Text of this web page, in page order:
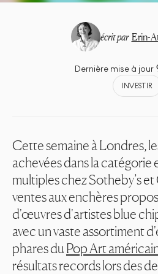
écrit par Erin-
Dernière mise à jour
INVESTIR
Cette semaine à Londres,
achevées dans la catégorie
multiples chez Sotheby’s et
ventes aux enchères
d'œuvres d'artistesblue
avec un vaste assortiment
phares duPop Art
résultats records lors des